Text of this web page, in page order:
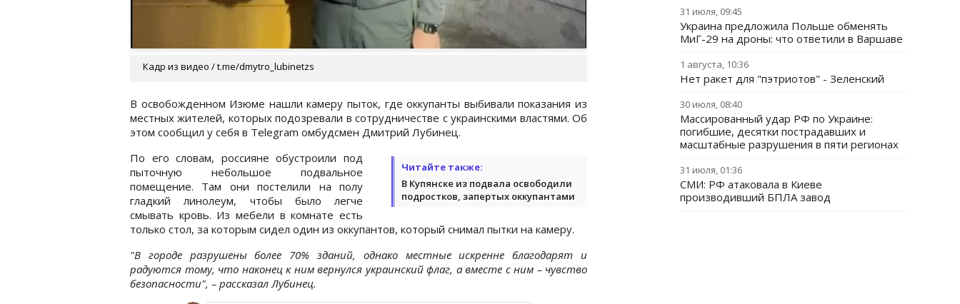
Кадр из видео / t.me/dmytro_lubinetzs
В освобожденном Изюме нашли камеру пыток, где оккупанты выбивали показания из
местных жителей, которых подозревали в сотрудничестве с украинскими властями. Об
этом сообщил у себя в Telegram омбудсмен Дмитрий Лубинец.
Читайте также:
В Купянске из подвала освободили
подростков, запертых оккупантами
По его словам, россияне обустроили под
пыточную небольшое подвальное
помещение. Там они постелили на полу
гладкий линолеум, чтобы было легче
смывать кровь. Из мебели в комнате есть
только стол, за которым сидел один из оккупантов, который снимал пытки на камеру.
"В городе разрушены более 70% зданий, однако местные искренне благодарят и
радуются тому, что наконец к ним вернулся украинский флаг, а вместе с ним – чувство
безопасности", – рассказал Лубинец.
31 июля, 09:45
Украина предложила Польше обменять
МиГ-29 на дроны: что ответили в Варшаве
1 августа, 10:36
Нет ракет для "пэтриотов" - Зеленский
30 июля, 08:40
Массированный удар РФ по Украине:
погибшие, десятки пострадавших и
масштабные разрушения в пяти регионах
31 июля, 01:36
СМИ: РФ атаковала в Киеве
производивший БПЛА завод